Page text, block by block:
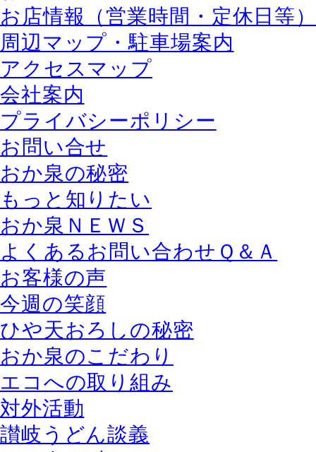
お店情報（営業時間・定休日等）
周辺マップ・駐車場案内
アクセスマップ
会社案内
プライバシーポリシー
お問い合せ
おか泉の秘密
もっと知りたい
おか泉ＮＥＷＳ
よくあるお問い合わせＱ＆Ａ
お客様の声
今週の笑顔
ひや天おろしの秘密
おか泉のこだわり
エコへの取り組み
対外活動
讃岐うどん談義